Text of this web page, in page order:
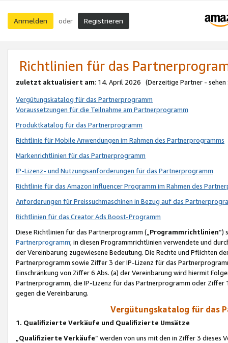
Anmelden oder Registrieren
Richtlinien für das
zuletzt aktualisiert am: 14. April 2026 (Derzeitige Partner - sehen
Vergütungskatalog für das Partnerprogramm
Voraussetzungen für die Teilnahme am Partnerprogramm
Produktkatalog für das Partnerprogramm
Richtlinie für Mobile Anwendungen im Rahmen des Partnerprogramms
Markenrichtlinien für das Partnerprogramm
IP-Lizenz- und Nutzungsanforderungen für das Partnerprogramm
Richtlinie für das Amazon Influencer Programm im Rahmen des
Anforderungen für Preissuchmaschinen in Bezug auf das
Richtlinien für das Creator Ads Boost-Programm
Diese Richtlinien für das Partnerprogramm („Programmrichtlinien“)
Partnerprogramm; in diesen Programmrichtlinien verwendete und
der Vereinbarung zugewiesene Bedeutung. Die Rechte und Pflichten
Partnerprogramm sowie Ziffer 3 der IP-Lizenz für das
Einschränkung von Ziffer 6 Abs. (a) der Vereinbarung wird hiermit
Partnerprogramm, die IP-Lizenz für das Partnerprogramm oder
gegen die Vereinbarung.
Vergütungskatalog für das
1. Qualifizierte Verkäufe und Qualifizierte Umsätze
Qualifizierte Verkäufe“ werden von uns mit den in Ziffer 3